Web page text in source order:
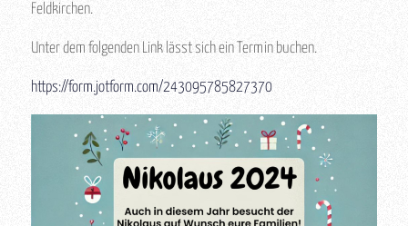
Feldkirchen.
Unter dem folgenden Link lässt sich ein Termin buchen.
https://form.jotform.com/243095785827370